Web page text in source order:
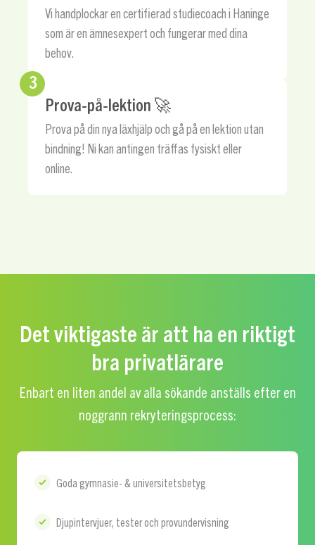
Vi handplockar en certifierad studiecoach i Haninge
som är en ämnesexpert och fungerar med dina
behov.
3
Prova-på-lektion 🚀
Prova på din nya läxhjälp och gå på en lektion utan
bindning! Ni kan antingen träffas fysiskt eller
online.
Det viktigaste är att ha en riktigt
bra privatlärare
Enbart en liten andel av alla sökande anställs efter en
noggrann rekryteringsprocess:
Goda gymnasie- & universitetsbetyg
Djupintervjuer, tester och provundervisning